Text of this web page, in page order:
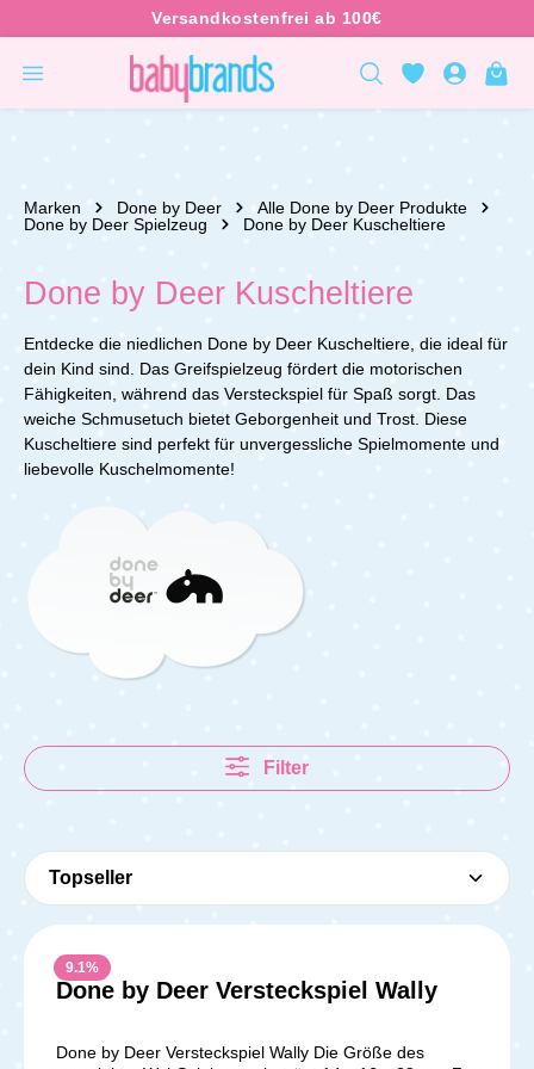
Marken Done by Deer
Alle Done by Deer Produkte
Done by Deer Spielzeug
Done by Deer Kuscheltiere
Done by Deer Kuscheltiere
Entdecke die niedlichen Done by Deer Kuscheltiere, die ideal für
dein Kind sind. Das Greifspielzeug fördert die motorischen
Fähigkeiten, während das Versteckspiel für Spaß sorgt. Das
weiche Schmusetuch bietet Geborgenheit und Trost. Diese
Kuscheltiere sind perfekt für unvergessliche Spielmomente und
liebevolle Kuschelmomente!
Filter
9.1%
Done by Deer Versteckspiel Wally
Done by Deer Versteckspiel Wally Die Größe des